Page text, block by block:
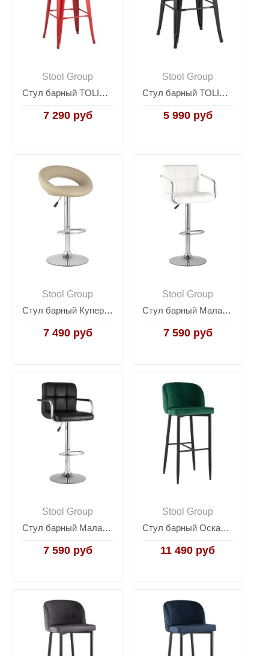
Stool Group
Стул барный TOLIX WOOD со спинкой красный глянцевый
7 290 руб
Stool Group
Стул барный TOLIX WOOD черный глянцевый
5 990 руб
Stool Group
Стул барный Купер бежевый
7 490 руб
Stool Group
Стул барный Малави белый
7 590 руб
Stool Group
Стул барный Малави черный
7 590 руб
Stool Group
Стул барный Оскар велюр изумрудный
11 490 руб